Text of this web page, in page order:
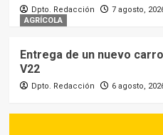
Dpto. Redacción 7 agosto,
AGRÍCOLA
Entrega de un nuevo
V22
Dpto. Redacción 6 agosto,